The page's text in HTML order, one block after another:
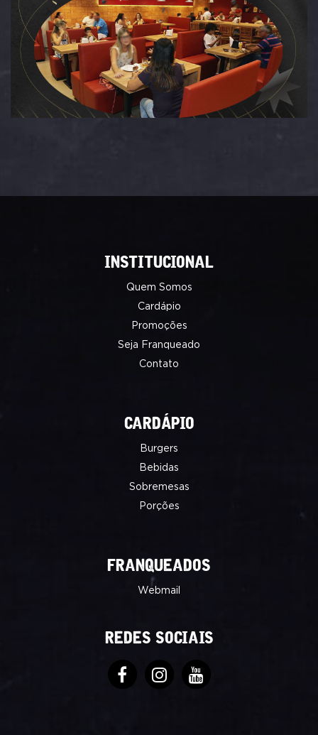
INSTITUCIONAL
Quem Somos
Cardápio
Promoções
Seja Franqueado
Contato
CARDÁPIO
Burgers
Bebidas
Sobremesas
Porções
FRANQUEADOS
Webmail
REDES SOCIAIS